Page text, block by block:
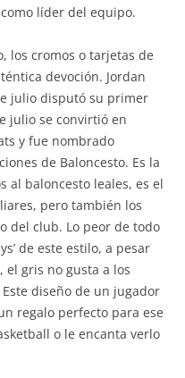
líder del equipo.
los cromos o tarjetas de
devoción. Jordan
julio disputó su primer
julio se convirtió en
y fue nombrado
de Baloncesto. Es la
al baloncesto leales, es el
pero también los
del club. Lo peor de todo
de este estilo, a pesar
el gris no gusta a los
diseño de un jugador
regalo perfecto para ese
o le encanta verlo